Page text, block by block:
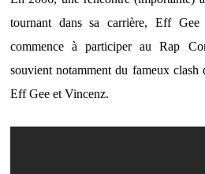
tournant dans sa carrière, Eff
commence à participer au Rap
souvient notamment du fameux
Eff Gee et Vincenz.